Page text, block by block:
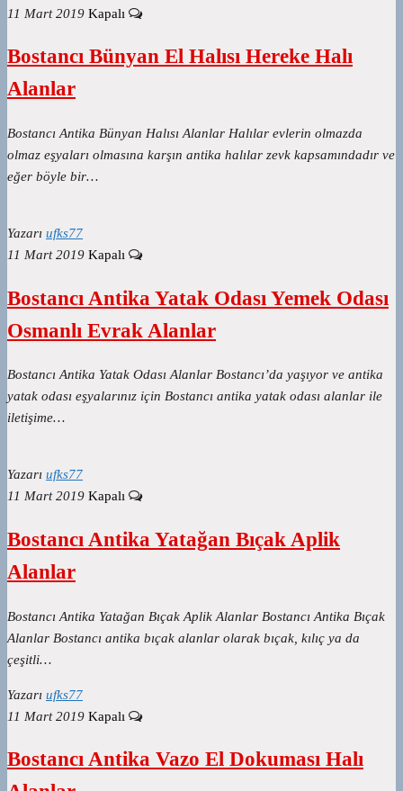
11 Mart 2019 Kapalı
Bostancı Bünyan El Halısı Hereke Halı
Alanlar
Bostancı Antika Bünyan Halısı Alanlar Halılar evlerin olmazda
olmaz eşyaları olmasına karşın antika halılar zevk kapsamındadır ve
eğer böyle bir…
Yazarı ufks77
11 Mart 2019 Kapalı
Bostancı Antika Yatak Odası Yemek Odası
Osmanlı Evrak Alanlar
Bostancı Antika Yatak Odası Alanlar Bostancı’da yaşıyor ve antika
yatak odası eşyalarınız için Bostancı antika yatak odası alanlar ile
iletişime…
Yazarı ufks77
11 Mart 2019 Kapalı
Bostancı Antika Yatağan Bıçak Aplik
Alanlar
Bostancı Antika Yatağan Bıçak Aplik Alanlar Bostancı Antika Bıçak
Alanlar Bostancı antika bıçak alanlar olarak bıçak, kılıç ya da
çeşitli…
Yazarı ufks77
11 Mart 2019 Kapalı
Bostancı Antika Vazo El Dokuması Halı